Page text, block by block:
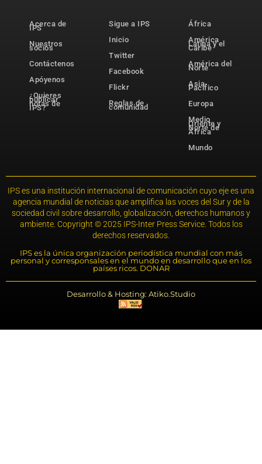
Acerca de
IPS
Nuestros
socios
Contáctenos
Apóyenos
¿Quieres
publicar
notas de
IPS?
Sigue a IPS
Inicio
Twitter
Facebook
Flickr
Reglas de
comunidad
África
América
Latina y el
Caribe
América del
Norte
Asia-
Pacífico
Europa
Medio
Oriente y
Norte de
África
Mundo
IPS es una institución internacional de comunicación cuyo eje es una
agencia mundial de noticias que amplifica las voces del Sur y de la
sociedad civil sobre desarrollo, globalización, derechos humanos y
ambiente. Copyright © 2025 IPS-Inter Press Service. Todos los
derechos reservados.
IPS es la única organización periodística mundial con más
personal y corresponsales en el mundo en desarrollo que en los
países ricos. DONAR
Desarrollo & Hosting: Atiko.Studio